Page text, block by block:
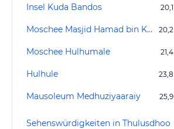
Insel Kuda Bandos 20,1
Moschee Masjid Hamad bin Khalifa Al Thani 20,2
Moschee Hulhumale 21,4
Hulhule 23,8
Mausoleum Medhuziyaaraiy 25,9
Sehenswürdigkeiten in Thulusdhoo